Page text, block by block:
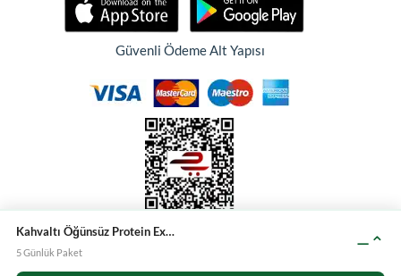
Kahvaltı Öğünsüz Protein Extra Diyet Paketi
5 Günlük Paket
— ⌃
Güvenli Ödeme Alt Yapısı